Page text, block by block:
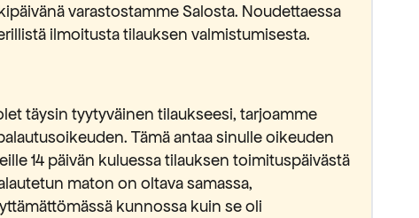
varastostamme Salosta. Noudettaessa
ilmoitusta tilauksen valmistumisesta.
täysin tyytyväinen tilaukseesi, tarjoamme
Tämä antaa sinulle oikeuden
14 päivän kuluessa tilauksen toimituspäivästä
maton on oltava samassa,
kunnossa kuin se oli